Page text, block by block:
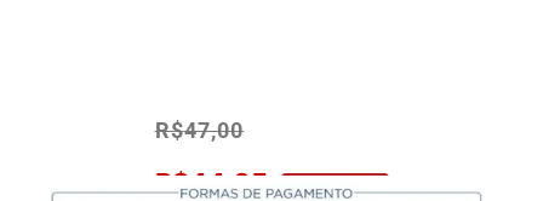
R$47,00
R$44,65 No Pix 5% OFF